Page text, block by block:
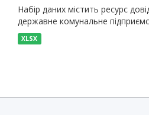
Набір даних містить ресурс
державне комунальне
XLSX